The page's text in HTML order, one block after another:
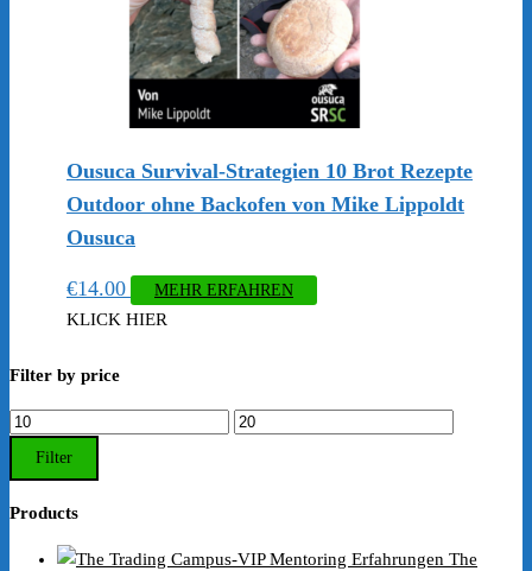
Ousuca Survival-Strategien 10 Brot Rezepte
Outdoor ohne Backofen von Mike Lippoldt
Ousuca
€14.00 MEHR ERFAHREN
KLICK HIER
Filter by price
Min.
Preis
Max.
Filter
Products
The